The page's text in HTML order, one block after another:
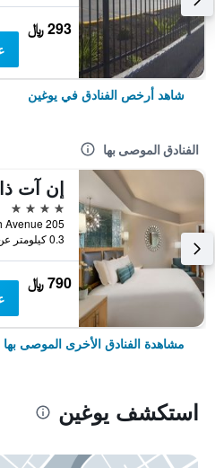
293 ﷼
شاهد أرخص الفنادق في يوغين
الفنادق الموصى بها
إن آت
4 نجوم
0.3 كيلومتر عن وسط المدينة
790 ﷼
مشاهدة الفنادق الأخرى الموصى بها
استكشف يوغين